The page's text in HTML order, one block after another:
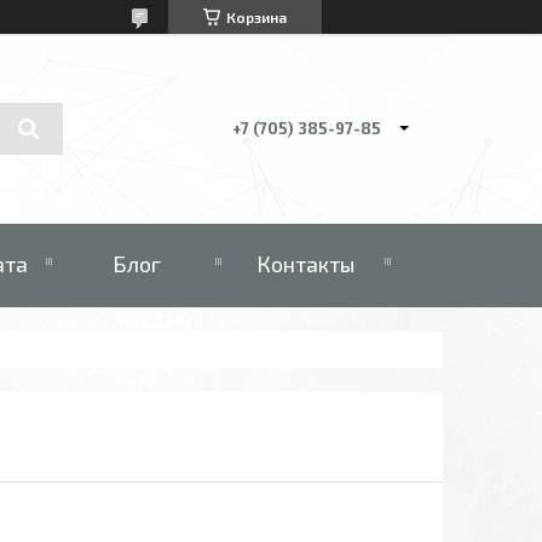
Корзина
+7 (705) 385-97-85
Блог Контакты